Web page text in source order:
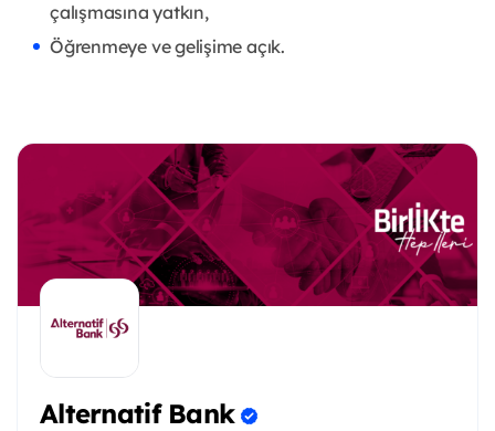
çalışmasına yatkın,
Öğrenmeye ve gelişime açık.
Alternatif Bank